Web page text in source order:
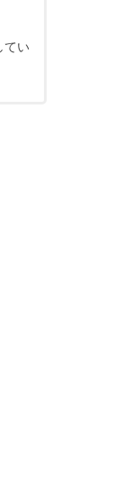
てい